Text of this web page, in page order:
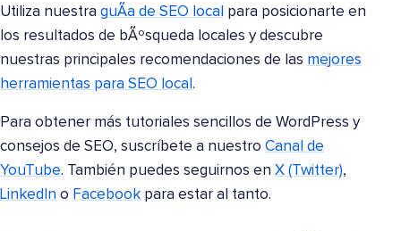
Utiliza nuestra guÃ­a de SEO local para posicionarte en
los resultados de bÃºsqueda locales y descubre
nuestras principales recomendaciones de las mejores
herramientas para SEO local.
Para obtener más tutoriales sencillos de WordPress y
consejos de SEO, suscríbete a nuestro Canal de
YouTube. También puedes seguirnos en X (Twitter),
LinkedIn o Facebook para estar al tanto.